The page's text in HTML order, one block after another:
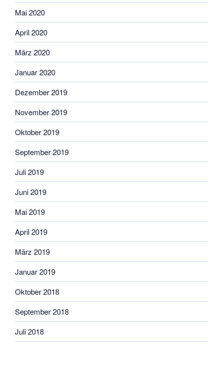
Mai 2020
April 2020
März 2020
Januar 2020
Dezember 2019
November 2019
Oktober 2019
September 2019
Juli 2019
Juni 2019
Mai 2019
April 2019
März 2019
Januar 2019
Oktober 2018
September 2018
Juli 2018